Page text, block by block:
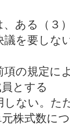
ある（３
を要しな
の規定に
員とする
しない。た
株式数に